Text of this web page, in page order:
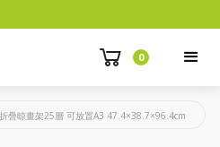
0
疊晾畫架25層 可放置A3 47.4×38.7×96.4cm